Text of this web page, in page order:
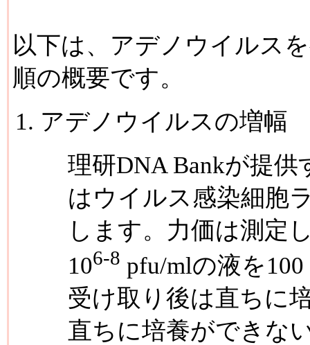
以下は、アデノウイルス
順の概要です。
アデノウイルスの増幅
理研DNA Bankが提
はウイルス感染細胞
します。力価は測定
106-8 pfu/mlの液を
受け取り後は直ちに
直ちに培養ができな